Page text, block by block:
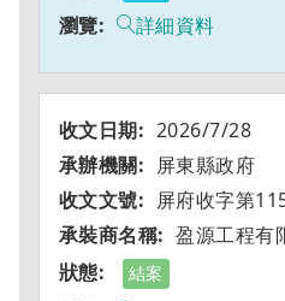
詳細資料
2026/7/28
屏東縣政府
屏府收字第
盈源工程有
結案